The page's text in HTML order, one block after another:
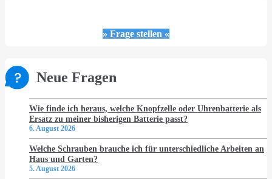
» Frage stellen «
Neue Fragen
Wie finde ich heraus, welche Knopfzelle oder Uhrenbatterie als
Ersatz zu meiner bisherigen Batterie passt?
6. August 2026
Welche Schrauben brauche ich für unterschiedliche Arbeiten an
Haus und Garten?
5. August 2026